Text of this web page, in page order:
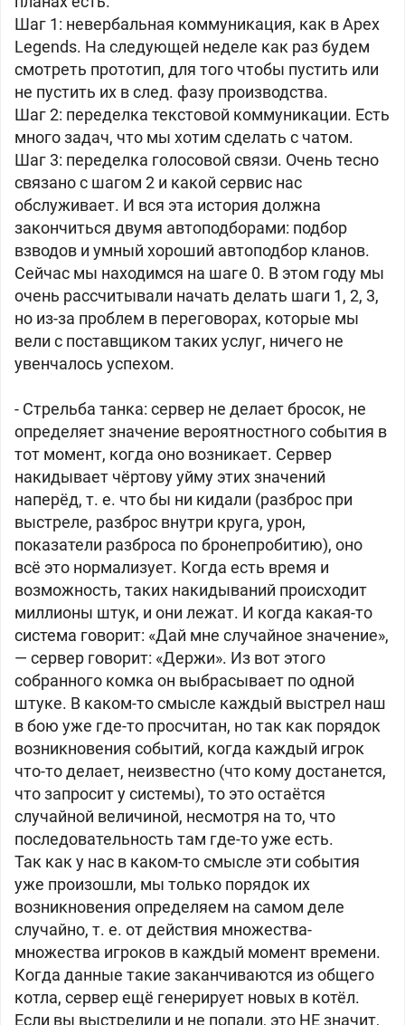
Шаг 1: невербальная коммуникация, как в Apex
Legends. На следующей неделе как раз будем
смотреть прототип, для того чтобы пустить или
не пустить их в след. фазу производства.
Шаг 2: переделка текстовой коммуникации. Есть
много задач, что мы хотим сделать с чатом.
Шаг 3: переделка голосовой связи. Очень тесно
связано с шагом 2 и какой сервис нас
обслуживает. И вся эта история должна
закончиться двумя автоподборами: подбор
взводов и умный хороший автоподбор кланов.
Сейчас мы находимся на шаге 0. В этом году мы
очень рассчитывали начать делать шаги 1, 2, 3,
но из-за проблем в переговорах, которые мы
вели с поставщиком таких услуг, ничего не
увенчалось успехом.
- Стрельба танка: сервер не делает бросок, не
определяет значение вероятностного события в
тот момент, когда оно возникает. Сервер
накидывает чёртову уйму этих значений
наперёд, т. е. что бы ни кидали (разброс при
выстреле, разброс внутри круга, урон,
показатели разброса по бронепробитию), оно
всё это нормализует. Когда есть время и
возможность, таких накидываний происходит
миллионы штук, и они лежат. И когда какая-то
система говорит: «Дай мне случайное значение»,
— сервер говорит: «Держи». Из вот этого
собранного комка он выбрасывает по одной
штуке. В каком-то смысле каждый выстрел наш
в бою уже где-то просчитан, но так как порядок
возникновения событий, когда каждый игрок
что-то делает, неизвестно (что кому достанется,
что запросит у системы), то это остаётся
случайной величиной, несмотря на то, что
последовательность там где-то уже есть.
Так как у нас в каком-то смысле эти события
уже произошли, мы только порядок их
возникновения определяем на самом деле
случайно, т. е. от действия множества-
множества игроков в каждый момент времени.
Когда данные такие заканчиваются из общего
котла, сервер ещё генерирует новых в котёл.
Если вы выстрелили и не попали, это НЕ значит,